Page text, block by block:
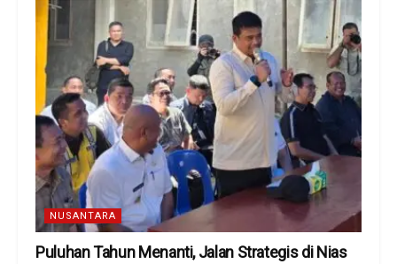
NUSANTARA
Puluhan Tahun Menanti, Jalan Strategis di Nias